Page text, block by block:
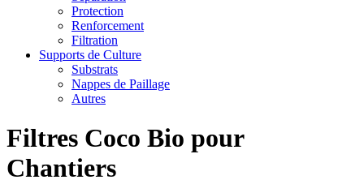
Protection
Renforcement
Filtration
Supports de Culture
Substrats
Nappes de Paillage
Autres
Filtres Coco Bio pour
Chantiers